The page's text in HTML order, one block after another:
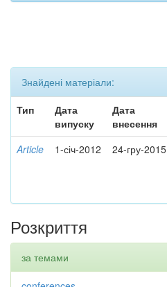
Знайдені матеріали:
Тип
Дата
випуску
Дата
внесення
Article 1-січ-2012 24-гру-2015
Розкриття
за темами